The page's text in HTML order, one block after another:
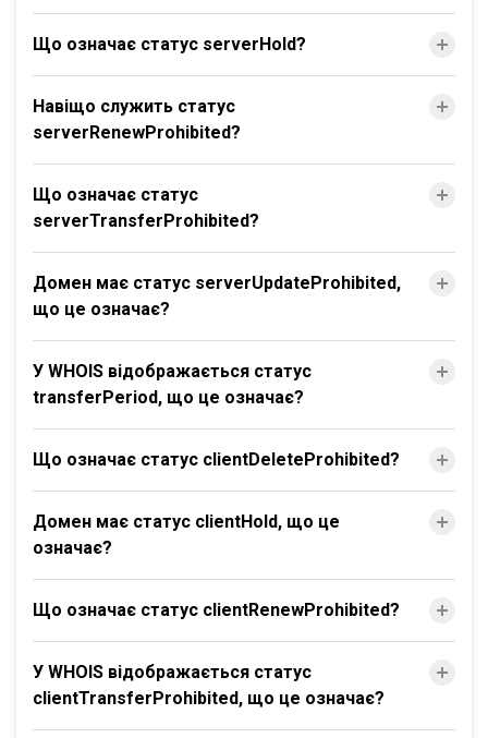
Що означає статус serverHold?
Навіщо служить статус
serverRenewProhibited?
Що означає статус
serverTransferProhibited?
Домен має статус serverUpdateProhibited,
що це означає?
У WHOIS відображається статус
transferPeriod, що це означає?
Що означає статус clientDeleteProhibited?
Домен має статус clientHold, що це
означає?
Що означає статус clientRenewProhibited?
У WHOIS відображається статус
clientTransferProhibited, що це означає?